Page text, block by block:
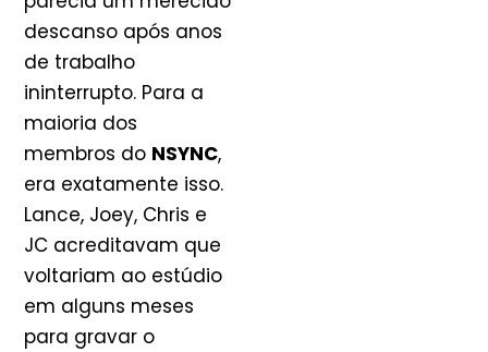
descanso após anos
de trabalho
ininterrupto. Para a
maioria dos
membros do NSYNC,
era exatamente isso.
Lance, Joey, Chris e
JC acreditavam que
voltariam ao estúdio
em alguns meses
para gravar o